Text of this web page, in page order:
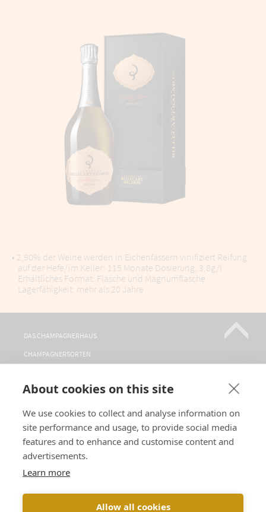
About cookies on this site
We use cookies to collect and analyse information on
site performance and usage, to provide social media
features and to enhance and customise content and
advertisements.
Learn more
Allow all cookies
• 2,90% der Weine werden in Eichenfässern vinifiziert Reifung
auf der Hefe/im Keller: 115 Monate Dosierung; 3,8g/l
Erhältliches Format: Flasche und Magnumflasche
Lagerfähigkeit: mehr als 20 Jahre
DAS CHAMPAGNERHAUS
CHAMPAGNERSORTEN
BESICHTIGUNGEN
KONTAKT
FOLGEN SIE UNS
SPRACHEN :